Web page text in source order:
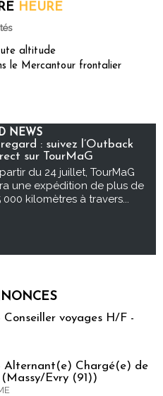
HEURE
altitude
le Mercantour frontalier
NEWS
: suivez l’Outback
sur TourMaG
du 24 juillet, TourMaG
une expédition de plus de
000 kilomètres à travers...
voyages H/F -
Alternant(e) Chargé(e) de
Evry (91))